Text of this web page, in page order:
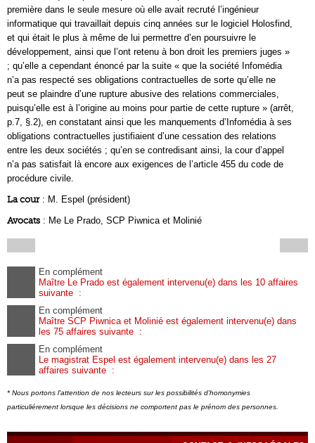
première dans le seule mesure où elle avait recruté l’ingénieur
informatique qui travaillait depuis cinq années sur le logiciel Holosfind,
et qui était le plus à même de lui permettre d’en poursuivre le
développement, ainsi que l’ont retenu à bon droit les premiers juges »
; qu’elle a cependant énoncé par la suite « que la société Infomédia
n’a pas respecté ses obligations contractuelles de sorte qu’elle ne
peut se plaindre d’une rupture abusive des relations commerciales,
puisqu’elle est à l’origine au moins pour partie de cette rupture » (arrêt,
p.7, §.2), en constatant ainsi que les manquements d’Infomédia à ses
obligations contractuelles justifiaient d’une cessation des relations
entre les deux sociétés ; qu’en se contredisant ainsi, la cour d’appel
n’a pas satisfait là encore aux exigences de l’article 455 du code de
procédure civile.
La cour: M. Espel (président)
Avocats : Me Le Prado, SCP Piwnica et Molinié
En complément
Maître Le Prado est également intervenu(e) dans les 10 affaires
suivante :
En complément
Maître SCP Piwnica et Molinié est également intervenu(e) dans
les 75 affaires suivante :
En complément
Le magistrat Espel est également intervenu(e) dans les 27
affaires suivante :
* Nous portons l'attention de nos lecteurs sur les possibilités d'homonymies
particuliérement lorsque les décisions ne comportent pas le prénom des personnes.